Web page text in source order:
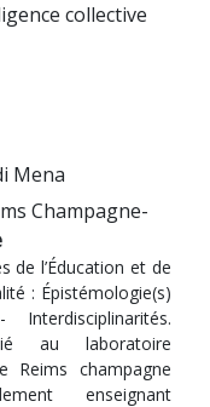
collective
Mena
Champagne-
de l’Éducation et de
: Épistémologie(s)
au laboratoire
Reims champagne
enseignant